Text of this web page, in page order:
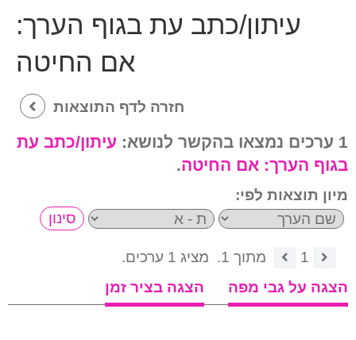
עיתון/כתב עת בגוף הערך:
אם החיטה
חזרה לדף התוצאות
1 ערכים נמצאו בהקשר לנושא:
עיתון/כתב עת
בגוף הערך: אם החיטה.
מיון תוצאות לפי:
1 מתוך 1.
מציג 1 ערכים.
הצגה על גבי מפה
הצגה בציר זמן